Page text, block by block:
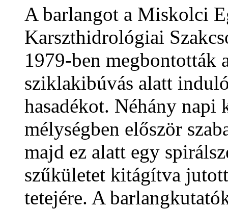
A barlangot a Miskolci
Karszthidrológiai
1979-ben megbontották
sziklakibúvás alatt
hasadékot. Néhány napi
mélységben először
majd ez alatt egy
szűkületet kitágítva
tetejére. A